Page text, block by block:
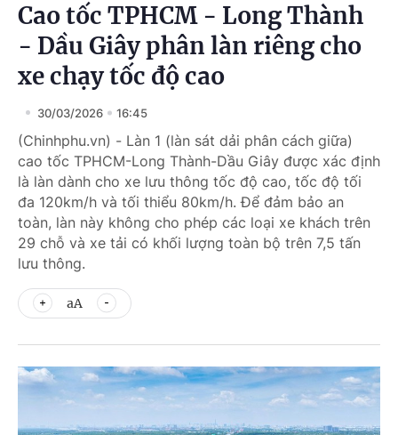
Cao tốc TPHCM - Long Thành
- Dầu Giây phân làn riêng cho
xe chạy tốc độ cao
30/03/2026 16:45
(Chinhphu.vn) - Làn 1 (làn sát dải phân cách giữa)
cao tốc TPHCM-Long Thành-Dầu Giây được xác định
là làn dành cho xe lưu thông tốc độ cao, tốc độ tối
đa 120km/h và tối thiểu 80km/h. Để đảm bảo an
toàn, làn này không cho phép các loại xe khách trên
29 chỗ và xe tải có khối lượng toàn bộ trên 7,5 tấn
lưu thông.
aA